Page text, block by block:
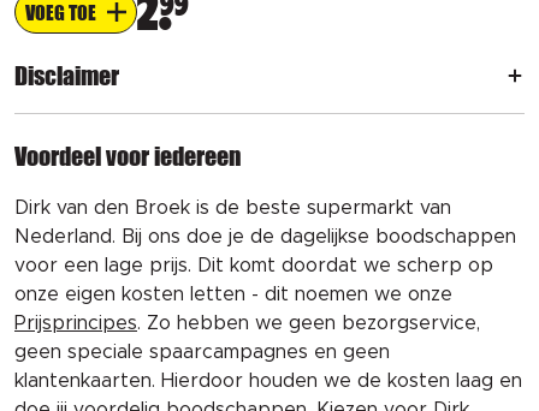
VOEG TOE 299
Disclaimer
Voordeel voor iedereen
Dirk van den Broek is de beste supermarkt van
Nederland. Bij ons doe je de dagelijkse boodschappen
voor een lage prijs. Dit komt doordat we scherp op
onze eigen kosten letten - dit noemen we onze
Prijsprincipes. Zo hebben we geen bezorgservice,
geen speciale spaarcampagnes en geen
klantenkaarten. Hierdoor houden we de kosten laag en